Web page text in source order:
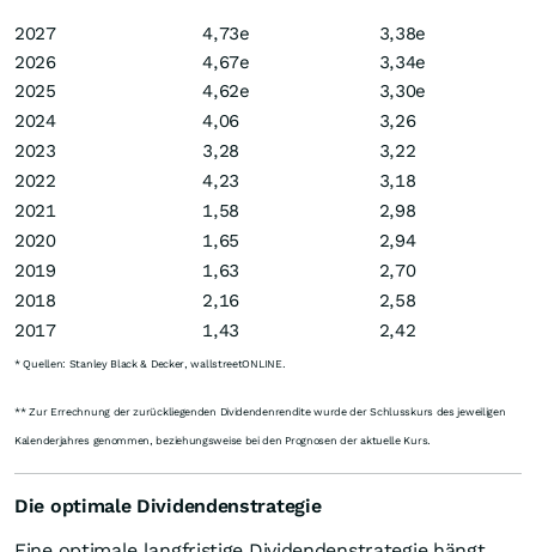
2027 4,73e
3,38e
2026
4,67e
3,34e
2025
4,62e
3,30e
2024
4,06
3,26
2023
3,28
3,22
2022
4,23
3,18
2021
1,58
2,98
2020
1,65
2,94
2019
1,63
2,70
2018
2,16
2,58
2017
1,43 2,42
* Quellen: Stanley Black & Decker, wallstreetONLINE.
** Zur Errechnung der zurückliegenden Dividendenrendite wurde der Schlusskurs des jeweiligen
Kalenderjahres genommen, beziehungsweise bei den Prognosen der aktuelle Kurs.
Die optimale Dividendenstrategie